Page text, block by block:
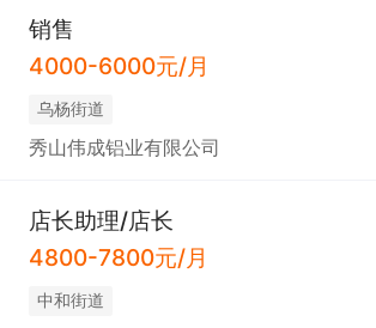
销售
4000-6000元/月
乌杨街道
秀山伟成铝业有限公司
店长助理/店长
4800-7800元/月
中和街道